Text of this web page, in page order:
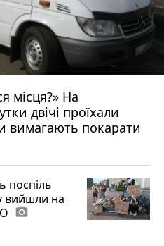
місця?» На
двічі проїхали
вимагають покарати
поспіль
вийшли на
photo_camera